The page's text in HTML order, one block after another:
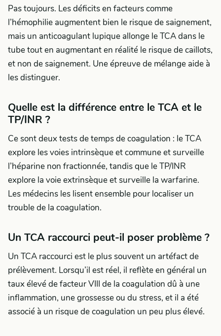
Pas toujours. Les déficits en facteurs comme
l’hémophilie augmentent bien le risque de saignement,
mais un anticoagulant lupique allonge le TCA dans le
tube tout en augmentant en réalité le risque de caillots,
et non de saignement. Une épreuve de mélange aide à
les distinguer.
Quelle est la différence entre le TCA et le
TP/INR ?
Ce sont deux tests de temps de coagulation : le TCA
explore les voies intrinsèque et commune et surveille
l’héparine non fractionnée, tandis que le TP/INR
explore la voie extrinsèque et surveille la warfarine.
Les médecins les lisent ensemble pour localiser un
trouble de la coagulation.
Un TCA raccourci peut-il poser problème ?
Un TCA raccourci est le plus souvent un artéfact de
prélèvement. Lorsqu’il est réel, il reflète en général un
taux élevé de facteur VIII de la coagulation dû à une
inflammation, une grossesse ou du stress, et il a été
associé à un risque de coagulation un peu plus élevé.